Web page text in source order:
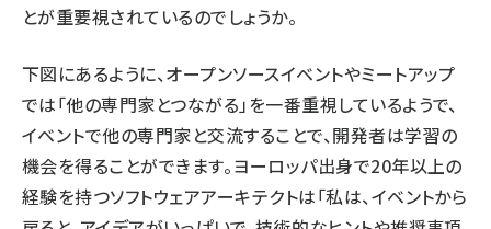
とが重要視されているのでしょうか。
下図にあるように、オープンソースイベントやミートアップ
では「他の専門家とつながる」を一番重視しているようで、
イベントで他の専門家と交流することで、開発者は学習の
機会を得ることができます。ヨーロッパ出身で20年以上の
経験を持つソフトウェアアーキテクトは「私は、イベントから